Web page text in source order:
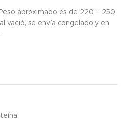
aproximado es de 220 – 250
vació, se envía congelado y en